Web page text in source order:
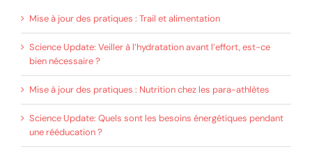
Mise à jour des pratiques : Trail et alimentation
Science Update: Veiller à l’hydratation avant l’effort, est-ce
bien nécessaire ?
Mise à jour des pratiques : Nutrition chez les para-athlètes
Science Update: Quels sont les besoins énergétiques pendant
une rééducation ?